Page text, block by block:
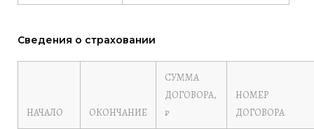
Сведения о страховании
НАЧАЛО ОКОНЧАНИЕ
СУММА
ДОГОВОРА,
₽
НОМЕР
ДОГОВОРА